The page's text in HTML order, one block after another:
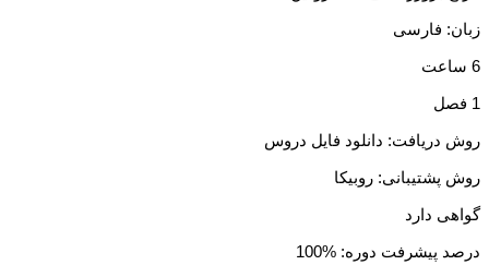
زبان: فارسی
6 ساعت
1 فصل
روش دریافت: دانلود فایل دروس
روش پشتیبانی: روبیکا
گواهی دارد
درصد پیشرفت دوره: %100